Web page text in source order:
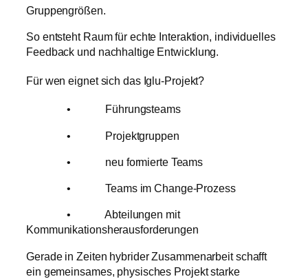
Gruppengrößen.
So entsteht Raum für echte Interaktion, individuelles
Feedback und nachhaltige Entwicklung.
Für wen eignet sich das Iglu-Projekt?
• Führungsteams
• Projektgruppen
• neu formierte Teams
• Teams im Change-Prozess
• Abteilungen mit
Kommunikationsherausforderungen
Gerade in Zeiten hybrider Zusammenarbeit schafft
ein gemeinsames, physisches Projekt starke